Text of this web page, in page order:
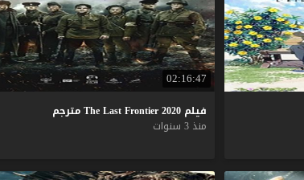
02:16:47
فيلم TheLastFrontier2020
مترجم
منذ 3 سنوات